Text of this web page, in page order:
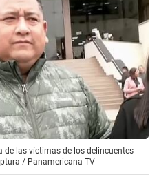
de las víctimas de los delincuentes
/ Panamericana TV